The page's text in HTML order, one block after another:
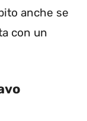
anche se
con un